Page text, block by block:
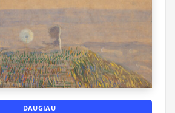
DAUGIAU